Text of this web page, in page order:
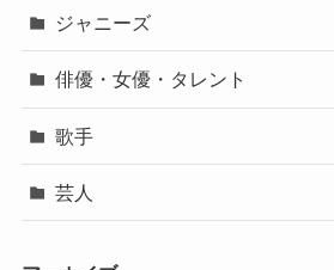
ジャニーズ
俳優・女優・タレント
歌手
芸人